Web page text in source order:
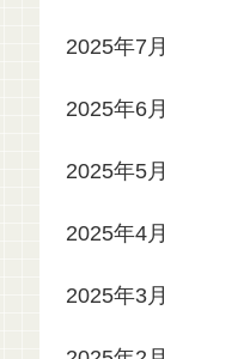
2025年7月
2025年6月
2025年5月
2025年4月
2025年3月